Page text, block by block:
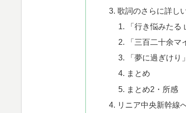
歌詞のさらに詳し
「​行き悩みたる
「​三百二十余マ
「​夢に過ぎけり
まとめ
まとめ2・所感
リニア中央新幹線